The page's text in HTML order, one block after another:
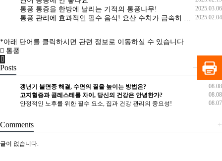
2025.03.06
통풍 통증을 한방에 날리는 기적의 통풍나무!
2025.02.04
통풍 관리에 효과적인 필수 음식! 요산 수치가 급속히 하락합니다!
*아래 단어를 클릭하시면 관련 정보로 이동하실 수 있습니다
통풍
+
Posts
08.08
갱년기 불면증 해결, 수면의 질을 높이는 방법은?
08.08
고지혈증과 콜레스테롤 차이, 당신의 건강은 안녕한가?
08.07
안정적인 노후를 위한 필수 요소, 집과 건강 관리의 중요성!
+
Comments
글이 없습니다.